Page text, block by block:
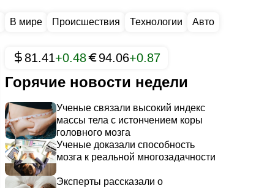
В мире Происшествия Технологии Авто
81.41+0.48 94.06+0.87
Горячие новости недели
Ученые связали высокий индекс
массы тела с истончением коры
головного мозга
Ученые доказали способность
мозга к реальной многозадачности
Эксперты рассказали о